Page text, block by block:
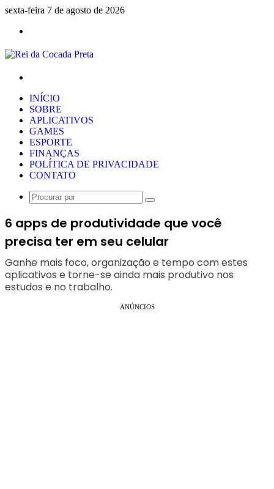
sexta-feira 7 de agosto de 2026
INÍCIO
SOBRE
APLICATIVOS
GAMES
ESPORTE
FINANÇAS
POLÍTICA DE PRIVACIDADE
CONTATO
Procurar
6 apps de produtividade que você
precisa ter em seu celular
Ganhe mais foco, organização e tempo com estes
aplicativos e torne-se ainda mais produtivo nos
estudos e no trabalho.
ANÚNCIOS